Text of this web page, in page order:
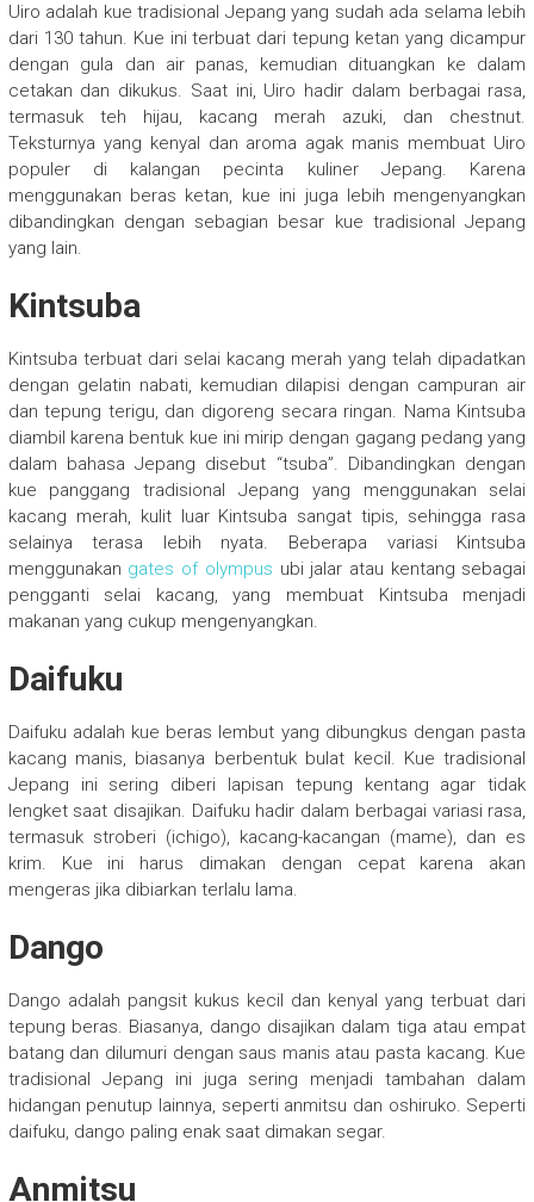
Uiro adalah kue tradisional Jepang yang sudah ada selama lebih
dari 130 tahun. Kue ini terbuat dari tepung ketan yang dicampur
dengan gula dan air panas, kemudian dituangkan ke dalam
cetakan dan dikukus. Saat ini, Uiro hadir dalam berbagai rasa,
termasuk teh hijau, kacang merah azuki, dan chestnut.
Teksturnya yang kenyal dan aroma agak manis membuat Uiro
populer di kalangan pecinta kuliner Jepang. Karena
menggunakan beras ketan, kue ini juga lebih mengenyangkan
dibandingkan dengan sebagian besar kue tradisional Jepang
yang lain.
Kintsuba
Kintsuba terbuat dari selai kacang merah yang telah dipadatkan
dengan gelatin nabati, kemudian dilapisi dengan campuran air
dan tepung terigu, dan digoreng secara ringan. Nama Kintsuba
diambil karena bentuk kue ini mirip dengan gagang pedang yang
dalam bahasa Jepang disebut “tsuba”. Dibandingkan dengan
kue panggang tradisional Jepang yang menggunakan selai
kacang merah, kulit luar Kintsuba sangat tipis, sehingga rasa
selainya terasa lebih nyata. Beberapa variasi Kintsuba
menggunakan gates of olympus ubi jalar atau kentang sebagai
pengganti selai kacang, yang membuat Kintsuba menjadi
makanan yang cukup mengenyangkan.
Daifuku
Daifuku adalah kue beras lembut yang dibungkus dengan pasta
kacang manis, biasanya berbentuk bulat kecil. Kue tradisional
Jepang ini sering diberi lapisan tepung kentang agar tidak
lengket saat disajikan. Daifuku hadir dalam berbagai variasi rasa,
termasuk stroberi (ichigo), kacang-kacangan (mame), dan es
krim. Kue ini harus dimakan dengan cepat karena akan
mengeras jika dibiarkan terlalu lama.
Dango
Dango adalah pangsit kukus kecil dan kenyal yang terbuat dari
tepung beras. Biasanya, dango disajikan dalam tiga atau empat
batang dan dilumuri dengan saus manis atau pasta kacang. Kue
tradisional Jepang ini juga sering menjadi tambahan dalam
hidangan penutup lainnya, seperti anmitsu dan oshiruko. Seperti
daifuku, dango paling enak saat dimakan segar.
Anmitsu